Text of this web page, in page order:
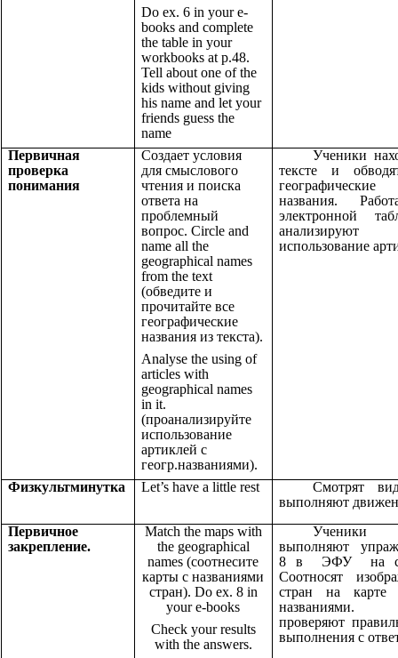
Do ex. 6 in your e-
books and complete
the table in your
workbooks at p.48.
Tell about one of the
kids without giving
his name and let your
friends guess the
name
Первичная
проверка
понимания
Создает условия
для смыслового
чтения и поиска
ответа на
проблемный
вопрос. Circle and
name all the
geographical names
from the text
(обведите и
прочитайте все
географические
названия из текста).
Analyse the using of
articles with
geographical names
in it.
(проанализируйте
использование
артиклей с
геогр.названиями).
Ученики
тексте и
географические
названия.
электронной
анализируют
использование
Физкультминутка Let’s have a little rest
Смотрят
выполняют
Первичное
закрепление.
Match the maps with
the geographical
names (соотнесите
карты с названиями
стран). Do ex. 8 in
your e-books
Check your results
with the answers.
Ученики
выполняют
8 в ЭФУ на
Соотносят
стран на
названиями.
проверяют
выполнения с